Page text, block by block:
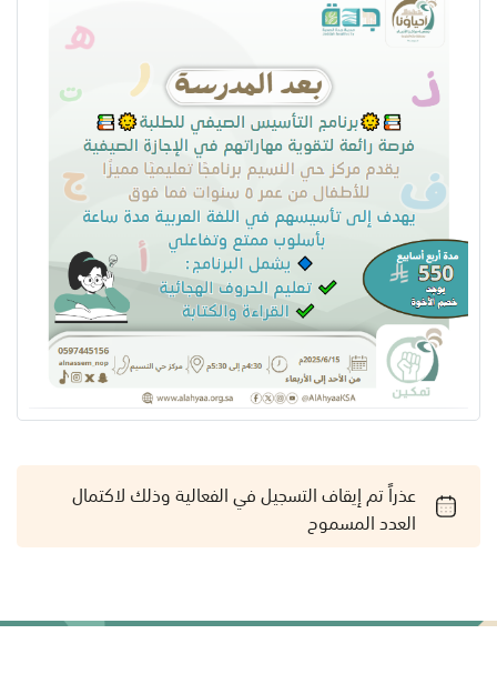
عذراً تم إيقاف التسجيل في الفعالية وذلك لاكتمال
العدد المسموح